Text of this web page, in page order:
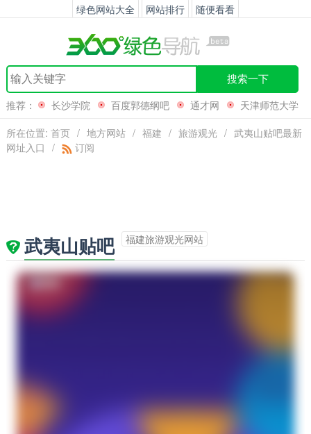
绿色网站大全 网站排行 随便看看
搜索一下
推荐： 长沙学院 百度郭德纲吧 通才网
天津师范大学
所在位置: 首页 / 地方网站 / 福建 / 旅游观光 / 武夷山贴吧最新
网址入口 / 订阅
武夷山贴吧 福建旅游观光网站